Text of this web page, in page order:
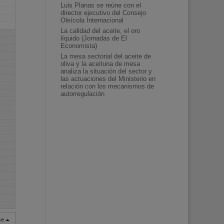
Luis Planas se reúne con el
director ejecutivo del Consejo
Oleícola Internacional
La calidad del aceite, el oro
líquido (Jornadas de El
Economista)
La mesa sectorial del aceite de
oliva y la aceituna de mesa
analiza la situación del sector y
las actuaciones del Ministerio en
relación con los mecanismos de
autorregulación